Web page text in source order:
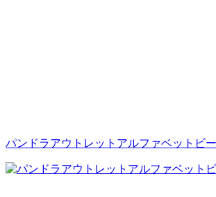
パンドラアウトレットアルファベットビ